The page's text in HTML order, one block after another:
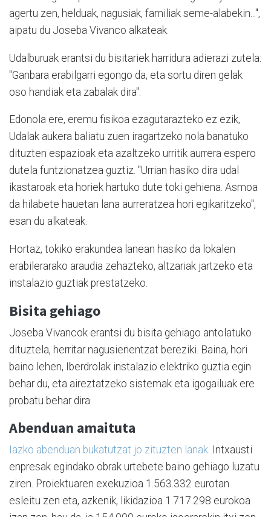
agertu zen, helduak, nagusiak, familiak seme-alabekin...",
aipatu du Joseba Vivanco alkateak.
Udalburuak erantsi du bisitariek harridura adierazi zutela:
"Ganbara erabilgarri egongo da, eta sortu diren gelak
oso handiak eta zabalak dira".
Edonola ere, eremu fisikoa ezagutarazteko ez ezik,
Udalak aukera baliatu zuen iragartzeko nola banatuko
dituzten espazioak eta azaltzeko urritik aurrera espero
dutela funtzionatzea guztiz. "Urrian hasiko dira udal
ikastaroak eta horiek hartuko dute toki gehiena. Asmoa
da hilabete hauetan lana aurreratzea hori egikaritzeko",
esan du alkateak.
Hortaz, tokiko erakundea lanean hasiko da lokalen
erabilerarako araudia zehazteko, altzariak jartzeko eta
instalazio guztiak prestatzeko.
Bisita gehiago
Joseba Vivancok erantsi du bisita gehiago antolatuko
dituztela, herritar nagusienentzat bereziki. Baina, hori
baino lehen, Iberdrolak instalazio elektriko guztia egin
behar du, eta aireztatzeko sistemak eta igogailuak ere
probatu behar dira.
Abenduan amaituta
Iazko abenduan bukatutzat jo zituzten lanak. Intxausti
enpresak egindako obrak urtebete baino gehiago luzatu
ziren. Proiektuaren exekuzioa 1.563.332 eurotan
esleitu zen eta, azkenik, likidazioa 1.717.298 eurokoa